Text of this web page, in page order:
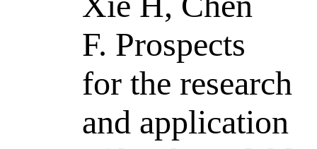
F. Prospects
for the research
and application